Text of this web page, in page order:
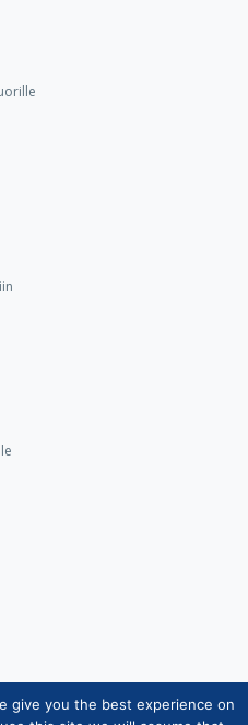
ry 2026 |
give you the best experience on